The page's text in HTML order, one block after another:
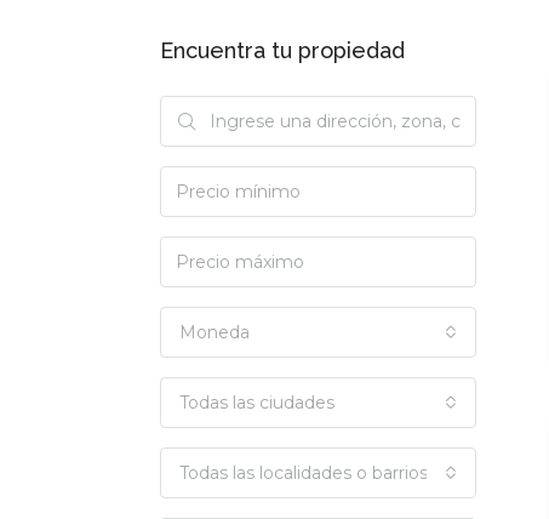
Encuentra tu propiedad
Moneda
Todas las ciudades
Todas las localidades o barrios